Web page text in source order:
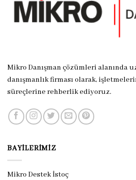
Mikro Danışman çözümleri alanında
danışmanlık firması olarak,
süreçlerine rehberlik ediyoruz.
BAYILERIMIZ
Mikro Destek İstoç